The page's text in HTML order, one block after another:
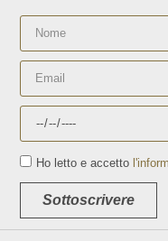
Ho letto e accetto
Sottoscrivere